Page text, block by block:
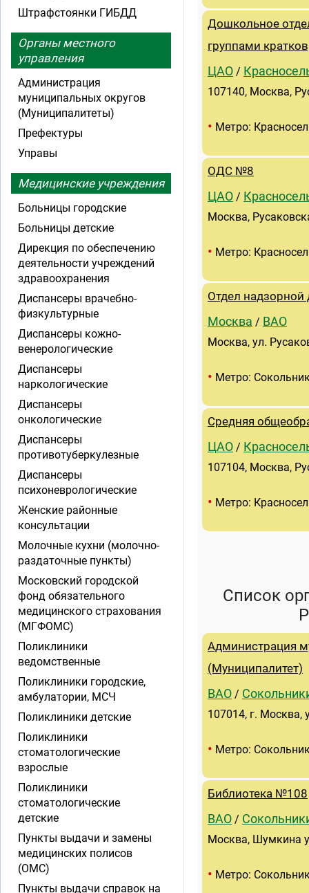
Дошкольное
группами
ЦАО /
107140, Москва,
• Метро:
ОДС №8
ЦАО /
Москва,
• Метро:
Отдел
Москва / ВАО
Москва, ул.
• Метро:
Средняя
ЦАО /
107104, Москва,
• Метро:
Список
Администрация
(Муниципалитет)
ВАО /
107014, г.
• Метро:
Библиотека №108
ВАО /
Москва, Шумкина
• Метро:
Штрафстоянки ГИБДД
Органы местного
управления
Администрация
муниципальных округов
(Муниципалитеты)
Префектуры
Управы
Медицинские учреждения
Больницы городские
Больницы детские
Дирекция по обеспечению
деятельности учреждений
здравоохранения
Диспансеры врачебно-
физкультурные
Диспансеры кожно-
венерологические
Диспансеры
наркологические
Диспансеры
онкологические
Диспансеры
противотуберкулезные
Диспансеры
психоневрологические
Женские районные
консультации
Молочные кухни (молочно-
раздаточные пункты)
Московский городской
фонд обязательного
медицинского страхования
(МГФОМС)
Поликлиники
ведомственные
Поликлиники городские,
амбулатории, МСЧ
Поликлиники детские
Поликлиники
стоматологические
взрослые
Поликлиники
стоматологические
детские
Пункты выдачи и замены
медицинских полисов
(ОМС)
Пункты выдачи справок на